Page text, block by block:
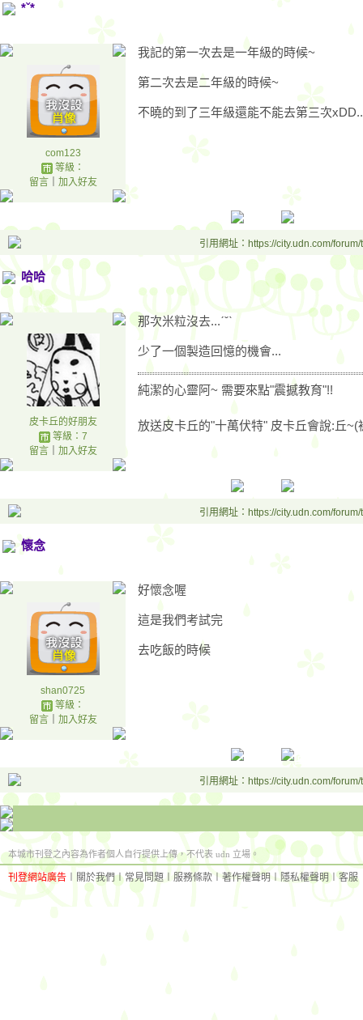
*ˇ*
com123
等級：
留言｜ 加入好友
我記的第一次去是一年級的時候~
第二次去是二年級的時候~
不曉的到了三年級還能不能去第三次
引用網址：https://city.udn.com/
哈哈
皮卡丘的好朋友
等級：7
留言｜ 加入好友
那次米粒沒去...ˊˇˋ
少了一個製造回憶的機會...
純潔的心靈阿~ 需要來點"震撼教育"!!
放送皮卡丘的"十萬伏特" 皮卡丘會說:丘~(
引用網址：https://city.udn.com/
懷念
shan0725
等級：
留言｜ 加入好友
好懷念喔
這是我們考試完
去吃飯的時候
引用網址：https://city.udn.com/
本城市刊登之內容為作者個人自行提供上傳，不代表 udn 立場。
刊登網站廣告 關於我們︱常見問題 服務條款 著作權聲明 ︱ 隱私權聲明 ︱客服